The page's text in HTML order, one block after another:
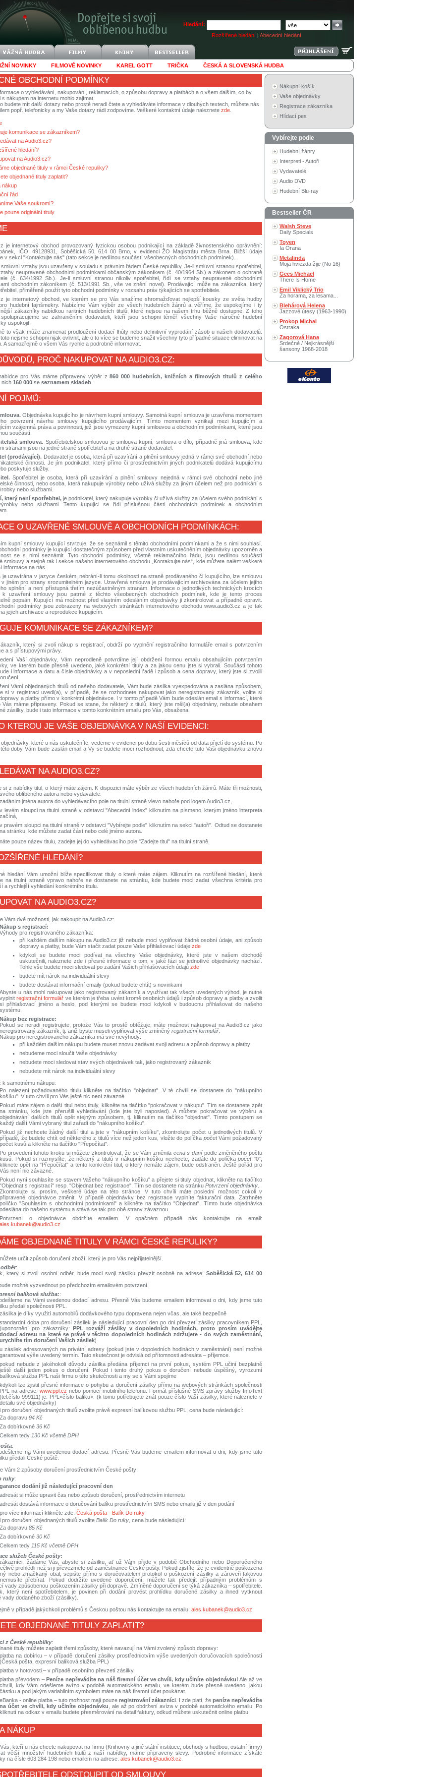
Hledání:
Rozšířené hledání | Abecední hledání
NOVINKY FILMOVÉ NOVINKY KAREL GOTT TRIČKA ČESKÁ A SLOVENSKÁ HUDBA
OBCHODNÍ PODMÍNKY
o vyhledávání, nakupování, reklamacích, o způsobu dopravy a platbách a o všem dalším, co by
nákupem na internetu mohlo zajímat.
budete mít další dotazy nebo prostě neradi čtete a vyhledáváte informace v dlouhých textech, můžete nás
popř. telefonicky a my Vaše dotazy rádi zodpovíme. Veškeré kontaktní údaje naleznete zde
komunikace se zákazníkem?
na Audio3.cz?
hledání?
na Audio3.cz?
objednané tituly v rámci České repuliky?
objednané tituly zaplatit?
nákup
řád
Vaše soukromí?
pouze originální tituly
je internetový obchod provozovaný fyzickou osobou podnikající na základě živnostenského oprávnění:
IČO: 49128931, Soběšická 50, 614 00 Brno, v evidenci ŽO Magistrátu města Brna. Bližší údaje
v sekci "Kontaktujte nás" (tato sekce je nedílnou součástí všeobecných obchodních podmínek).
vztahy jsou uzavřeny v souladu s právním řádem České republiky. Je-li smluvní stranou spotřebitel,
neupravené obchodními podmínkami občanským zákoníkem (č. 40/1964 Sb.) a zákonem o ochraně
(č. 634/1992 Sb.). Je-li smluvní stranou nikoliv spotřebitel, řídí se vztahy neupravené obchodními
obchodním zákoníkem (č. 513/1991 Sb., vše ve znění novel). Prodávající může na zákazníka, který
přiměřeně použít tyto obchodní podmínky v rozsahu práv týkajících se spotřebitele.
je internetový obchod, ve kterém se pro Vás snažíme shromažďovat nejlepší kousky ze světa hudby
hudební fajnšmekry. Nabízíme Vám výběr ze všech hudebních žánrů a věříme, že uspokojíme i ty
zákazníky nabídkou raritních hudebních titulů, které nejsou na našem trhu běžně dostupné. Z toho
se zahraničními dodavateli, kteří jsou schopni téměř všechny Vaše náročné hudební
uspokojit.
to však může znamenat prodloužení dodací lhůty nebo definitivní vyprodání zásob u našich dodavatelů.
toto nejsme schopni nijak ovlivnit, ale o to více se budeme snažit všechny tyto případné situace eliminovat na
A samozřejmě o všem Vás rychle a podrobně informovat.
PROČ NAKUPOVAT NA AUDIO3.CZ:
pro Vás máme připravený výběr z860 000 hudebních, knižních a filmových titulů z celého
nich 160 000 se seznamem skladeb
POJMŮ:
Objednávka kupujícího je návrhem kupní smlouvy. Samotná kupní smlouva je uzavřena momentem
potvrzení návrhu smlouvy kupujícího prodávajícím. Tímto momentem vznikají mezi kupujícím a
vzájemná práva a povinnosti, jež jsou vymezeny kupní smlouvou a obchodními podmínkami, které jsou
součástí.
smlouva. Spotřebitelskou smlouvou je smlouva kupní, smlouva o dílo, případně jiná smlouva, kde
stranami jsou na jedné straně spotřebitel a na druhé straně dodavatel.
(prodávající). Dodavatel je osoba, která při uzavírání a plnění smlouvy jedná v rámci své obchodní nebo
činnosti. Je jím podnikatel, který přímo či prostřednictvím jiných podnikatelů dodává kupujícímu
poskytuje služby.
Spotřebitel je osoba, která při uzavírání a plnění smlouvy nejedná v rámci své obchodní nebo jiné
činnosti, nebo osoba, která nakupuje výrobky nebo užívá služby za jiným účelem než pro podnikání s
nebo službami.
který není spotřebitel, je podnikatel, který nakupuje výrobky či užívá služby za účelem svého podnikání s
nebo službami. Tento kupující se řídí příslušnou částí obchodních podmínek a obchodním
O UZAVŘENÉ SMLOUVĚ A OBCHODNÍCH PODMÍNKÁCH:
kupní smlouvy kupující stvrzuje, že se seznámil s těmito obchodními podmínkami a že s nimi souhlasí.
podmínky je kupující dostatečným způsobem před vlastním uskutečněním objednávky upozorněn a
se s nimi seznámit. Tyto obchodní podmínky, včetně reklamačního řádu, jsou nedílnou součástí
smlouvy a stejně tak i sekce našeho internetového obchodu „Kontaktujte nás“, kde můžete nalézt veškeré
informace na nás.
je uzavírána v jazyce českém, nebrání-li tomu okolnosti na straně prodávaného či kupujícího, lze smlouvu
jiném pro strany srozumitelném jazyce. Uzavřená smlouva je prodávajícím archivována za účelem jejího
splnění a není přístupná třetím nezúčastněným stranám. Informace o jednotlivých technických krocích
k uzavření smlouvy jsou patrné z těchto všeobecných obchodních podmínek, kde je tento proces
popsán. Kupující má možnost před vlastním odesláním objednávky ji zkontrolovat a případně opravit.
podmínky jsou zobrazeny na webových stránkách internetového obchodu www.audio3.cz a je tak
jejich archivace a reprodukce kupujícím.
KOMUNIKACE SE ZÁKAZNÍKEM?
který si zvolí nákup s registrací, obdrží po vyplnění registračního formuláře email s potvrzením
a s přístupovými právy.
Vaší objednávky, Vám neprodleně potvrdíme její obdržení formou emailu obsahujícím potvrzením
ve kterém bude přesně uvedeno, jaké konkrétní tituly a za jakou cenu jste si vybrali. Součástí tohoto
i informace a datu a čísle objednávky a v neposlední řadě i způsob a cena dopravy, který jste si zvolili
Vámi objednaných titulů od našeho dodavatele, Vám bude zásilka vyexpedována a zaslána způsobem,
si v registraci uvedl(a), v případě, že se rozhodnete nakupovat jako neregistrovaný zákazník, volíte si
a platby přímo v konkrétní objednávce. I v tomto případě Vám bude odeslán email s informací, které
Vás máme připraveny. Pokud se stane, že některý z titulů, který jste měl(a) objednány, nebude obsahem
zásilky, bude i tato informace v tomto konkrétním emailu pro Vás, obsažena.
KTEROU JE VAŠE OBJEDNÁVKA V NAŠÍ EVIDENCI:
které u nás uskutečníte, vedeme v evidenci po dobu šesti měsíců od data přijetí do systému. Po
doby Vám bude zaslán email a Vy se budete moci rozhodnout, zda chcete tuto Vaši objednávku znovu
NA AUDIO3.CZ?
si z nabídky titul, o který máte zájem. K dispozici máte výběr ze všech hudebních žánrů. Máte tři možnosti,
oblíbeného autora nebo vydavatele:
zadáním jména autora do vyhledávacího pole na titulní straně vlevo nahoře pod logem Audio3.cz,
v levém sloupci na titulní straně v odstavci "Abecední index" kliknutím na písmeno, kterým jméno interpreta
začíná,
v pravém sloupci na titulní straně v odstavci "Vybírejte podle" kliknutím na sekci "autoři". Odtud se dostanete
na stránku, kde můžete zadat část nebo celé jméno autora.
pouze název titulu, zadejte jej do vyhledávacího pole "Zadejte titul" na titulní straně.
HLEDÁNÍ?
hledání Vám umožní blíže specifikovat tituly o které máte zájem. Kliknutím na rozšířené hledání, které
na titulní straně vpravo nahoře se dostanete na stránku, kde budete moci zadat všechna kritéria pro
a rychlejší vyhledání konkrétního titulu.
NA AUDIO3.CZ?
Vám dvě možnosti, jak nakoupit na Audio3.cz:
Nákup s registrací:
Výhody pro registrovaného zákazníka:
při každém dalším nákupu na Audio3.cz již nebude moci vyplňovat žádné osobní údaje, ani způsob
dopravy a platby, bude Vám stačit zadat pouze Vaše přihlašovací údaje zde
kdykoli se budete moci podívat na všechny Vaše objednávky, které jste v našem obchodě
uskutečnili, naleznete zde i přesné informace o tom, v jaké fázi se jednotlivé objednávky nachází.
Tohle vše budete moci sledovat po zadání Vašich přihlašovacích údajů zde
budete mít nárok na individuální slevy
budete dostávat informační emaily (pokud budete chtít) s novinkami
Abyste u nás mohl nakupovat jako registrovaný zákazník a využívat tak všech uvedených výhod, je nutné
vyplnitregistrační formulář ve kterém je třeba uvést kromě osobních údajů i způsob dopravy a platby a zvolit
si přihlašovací jméno a heslo, pod kterými se budete moci kdykoli v budoucnu přihlašovat do našeho
systému.
Nákup bez registrace:
Pokud se neradi registrujete, protože Vás to prostě obtěžuje, máte možnost nakupovat na Audio3.cz jako
neregistrovaný zákazník, tj. aniž byste museli vyplňovat výše zmíněný registrační formulář.
Nákup pro neregistrovaného zákazníka má své nevýhody:
při každém dalším nákupu budete muset znovu zadávat svoji adresu a způsob dopravy a platby
nebudeme moci sloučit Vaše objednávky
nebudete moci sledovat stav svých objednávek tak, jako registrovaný zákazník
nebudete mít nárok na individuální slevy
k samotnému nákupu:
Po nalezení požadovaného titulu klikněte na tlačítko "objednat". V té chvíli se dostanete do "nákupního
košíku". V tuto chvíli pro Vás ještě nic není závazné.
Pokud máte zájem o další titul nebo tituly, klikněte na tlačítko "pokračovat v nákupu". Tím se dostanete zpět
na stránku, kde jste přerušili vyhledávání (kde jste byli naposled). A můžete pokračovat ve výběru a
objednávání dalších titulů opět stejným způsobem, tj. kliknutím na tlačítko "objednat". Tímto postupem se
každý další Vámi vybraný titul zařadí do "nákupního košíku".
Pokud již nechcete žádný další titul a jste v "nákupním košíku", zkontrolujte počet u jednotlivých titulů. V
případě, že budete chtít od některého z titulů více než jeden kus, vložte do políčka početVámi požadovaný
počet kusů a klikněte na tlačítko "Přepočítat".
Po provedení tohoto kroku si můžete zkontrolovat, že se Vám změnila cena s danípodle změněného počtu
kusů. Pokud si rozmyslíte, že některý z titulů v nákupním košíku nechcete, zadáte do políčkapočet"0",
kliknete opět na "Přepočítat" a tento konkrétní titul, o který nemáte zájem, bude odstraněn. Ještě pořád pro
Vás není nic závazné.
Pokud nyní souhlasíte se stavem Vašeho "nákupního košíku" a přejete si tituly objednat, klikněte na tlačítko
"Objednat s registrací" resp. "Objednat bez registrace". Tím se dostanete na stránku Potvrzení objednávky
Zkontrolujte si, prosím, veškeré údaje na této stránce. V tuto chvíli máte poslední možnost cokoli v
připravené objednávce změnit. V případě objednávky bez registrace vyplníte fakturační data. Zatrhněte
políčko "Souhlasím s obchodními podmínkami" a klikněte na tlačítko "Objednat". Tímto bude objednávka
odeslána do našeho systému a stává se tak pro obě strany závaznou.
Potvrzení o objednávce obdržíte emailem. V opačném případě nás kontaktujte na email:
ales.kubanek@audio3.cz
OBJEDNANÉ TITULY V RÁMCI ČESKÉ REPULIKY?
určit způsob doručení zboží, který je pro Vás nejpřijatelnější.
:
který si zvolí osobní odběr, bude moci svoji zásilku převzít osobně na adrese: Soběšická 52, 614 00
možné vyzvednout po předchozím emailovém potvrzení.
balíková služba::
na Vámi uvedenou dodací adresu. Přesně Vás budeme emailem informovat o dni, kdy jsme tuto
předali společnosti PPL.
zásilka je díky využití automobilů dodávkového typu dopravena nejen včas, ale také bezpečně
standardní doba pro doručení zásilek je následující pracovní den po dni převzetí zásilky pracovníkem PPL,
(upozornění pro zákazníky: PPL rozváží zásilky v dopoledních hodinách, proto prosím uvádějte
dodací adresu na které se právě v těchto dopoledních hodinách zdržujete - do svých zaměstnání,
urychlíte tím doručení Vašich zásilek)
u zásilek adresovaných na privátní adresy (pokud jste v dopoledních hodinách v zaměstnání) není možné
garantovat výše uvedený termín. Tato skutečnost je odvislá od přítomnosti adresáta – příjemce.
pokud nebude z jakéhokoli důvodu zásilka předána příjemci na první pokus, systém PPL učiní bezplatně
ještě další jeden pokus o doručení. Pokud i tento druhý pokus o doručení nebude úspěšný, vyrozumí
balíková služba PPL naši firmu o této skutečnosti a my se s Vámi spojíme
kdykoli lze zjistit přesné informace o pohybu a doručení zásilky přímo na webových stránkách společnosti
PPL na adrese: www.ppl.cz nebo pomocí mobilního telefonu. Formát příslušné SMS zprávy služby InfoText
(tel.číslo 999111) je: PPL<číslo balíku>. (k tomu potřebujete znát pouze číslo Vaší zásilky, které naleznete v
detailu své objednávky)
pro doručení objednaných titulů zvolíte právě expresní balíkovou službu PPL, cena bude následující:
Za dopravu 94 Kč
Za dobírkovné 36 Kč
Celkem tedy 130 Kč včetně DPH
:
na Vámi uvedenou dodací adresu. Přesně Vás budeme emailem informovat o dni, kdy jsme tuto
předali České poště.
Vám 2 způsoby doručení prostřednictvím České pošty:
ruky:
garance dodání již následující pracovní den
adresát si může upravit čas nebo způsob doručení, prostřednictvím internetu
adresát dostává informace o doručování balíku prostřednictvím SMS nebo emailu již v den podání
pro více informací klikněte zde: Česká pošta - Balík Do ruky
pro doručení objednaných titulů zvolíte Balík Do ruky , cena bude následující:
Za dopravu 85 Kč
Za dobírkovné 30 Kč
Celkem tedy 115 Kč včetně DPH
služeb České pošty:
žádáme Vás, abyste si zásilku, ať už Vám přijde v podobě Obchodního nebo Doporučeného
prohlédli než si ji převezmete od zaměstnance České pošty. Pokud zjistíte, že je evidentně poškozena
nebo zmačkaný obal, sepište přímo s doručovatelem protokol o poškození zásilky a zároveň takovou
přebírat. Pokud dodržíte uvedené doporučení, můžete tak předejít případným problémům s
vady způsobenou poškozením zásilky při dopravě. Zmíněné doporučení se týká zákazníka – spotřebitele.
který není spotřebitelem, je povinen při dodání provést prohlídku doručené zásilky a ihned vytknout
vady dodaného zboží (zásilky).
v případě jakýchkoli problémů s Českou poštou nás kontaktujte na emailu: ales.kubanek@audio3.cz
OBJEDNANÉ TITULY ZAPLATIT?
z České republiky:
tituly můžete zaplatit třemi způsoby, které navazují na Vámi zvolený způsob dopravy:
platba na dobírku – v případě doručení zásilky prostřednictvím výše uvedených doručovacích společností
(Česká pošta, expresní balíková služba PPL)
platba v hotovosti – v případě osobního převzetí zásilky
platba převodem – Peníze nepřevádíte na náš firemní účet ve chvíli, kdy učiníte objednávku! Ale až ve
chvíli, kdy Vám odešleme avízo v podobě automatického emailu, ve kterém bude přesně uvedeno, jakou
částku a pod jakým variabilním symbolem máte na náš firemní účet poukázat.
eBanka - online platba – tuto možnost mají pouze registrování zákazníci . I zde platí, že peníze nepřevádíte
na účet ve chvíli, kdy učiníte objednávku , ale až po obdržení avíza v podobě automatického emailu. Po
kliknutí na odkaz v emailu budete přesměrování na detail faktury, odkud můžete uskutečnit online platbu.
NÁKUP
kteří u nás chcete nakupovat na firmu (Knihovny a jiné státní instituce, obchody s hudbou, ostatní firmy)
větší množství hudebních titulů z naší nabídky, máme připraveny slevy. Podrobné informace získáte
na čísle 603 284 198 nebo emailem na adrese: ales.kubanek@audio3.cz
ODSTOUPIT OD SMLOUVY
Nákupní košík
Vaše objednávky
Registrace zákazníka
Hlídací pes
Vybírejte podle
Hudební žánry
Interpreti - Autoři
Vydavatelé
Audio DVD
Hudební Blu-ray
Bestseller ČR
Walsh Steve
Daily Specials
Toyen
Ia Orana
Metalinda
Moja hviezda žije (No 16)
Gees Michael
There Is Home
Emil Viklický Trio
Za horama, za lesama...
Blehárová Helena
Jazzové útesy (1963-1990)
Prokop Michal
Ostraka
Zagorová Hana
Srdečně / Nejkrásnější
šansony 1968-2018